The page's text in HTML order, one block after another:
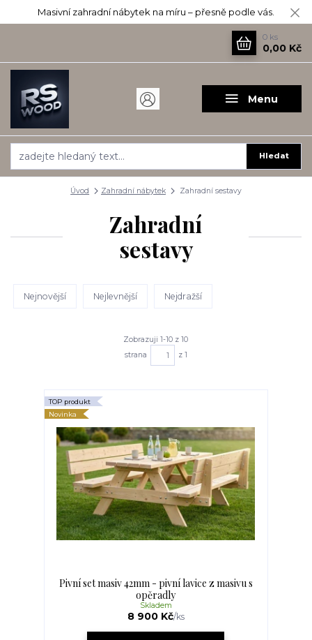
Masivní zahradní nábytek na míru – přesně podle vás.
Menu
Hledat
0 ks
0,00 Kč
Úvod Zahradní nábytek Zahradní sestavy
Zahradní
sestavy
Nejnovější Nejlevnější Nejdražší
Zobrazuji 1-10 z 10
strana
z 1
TOP produkt
Novinka
Pivní set masiv 42mm - pivní lavice z masivu s
opěradly
8 900 Kč/ks
Skladem